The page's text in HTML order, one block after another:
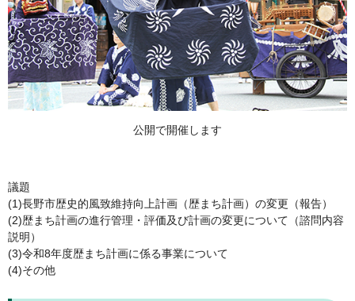
公開で開催します
議題
(1)長野市歴史的風致維持向上計画（歴まち計画）の変更（報告）
(2)歴まち計画の進行管理・評価及び計画の変更について（諮問内容
説明）
(3)令和8年度歴まち計画に係る事業について
(4)その他